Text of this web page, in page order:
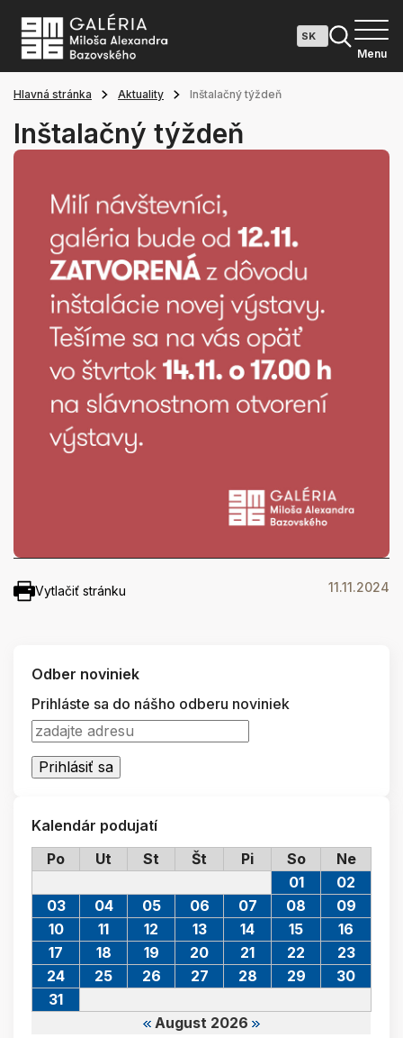
Menu
Hlavná stránka Aktuality Inštalačný týždeň
Inštalačný týždeň
Vytlačiť stránku 11.11.2024
Odber noviniek
Prihláste sa do nášho odberu noviniek
Kalendár podujatí
Po
Ut St Št Pi So Ne
August 2026
01
02
03
04 05 06 07 08
09
10
11 12 13 14 15
16
17
18 19 20 21 22
23
24
25 26 27 28 29
30
31